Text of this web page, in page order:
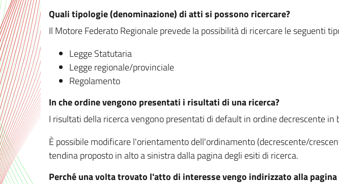
Quali tipologie (denominazione) di atti si possono ricercare?
Il Motore Federato Regionale prevede la possibilità di ricercare le seguenti
Legge Statutaria
Legge regionale/provinciale
Regolamento
In che ordine vengono presentati i risultati di una ricerca?
I risultati della ricerca vengono presentati di default in ordine decrescente
È possibile modificare l'orientamento dell'ordinamento (decrescente/
tendina proposto in alto a sinistra dalla pagina degli esiti di ricerca.
Perché una volta trovato l'atto di interesse vengo indirizzato alla